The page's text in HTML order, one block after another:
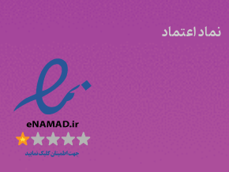
نماد اعتماد